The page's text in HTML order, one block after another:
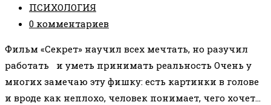
Рубрика
записи:
ПСИХОЛОГИЯ
Комментарии
записи:
0 комментариев
Фильм «Секрет» научил всех мечтать, но разучил
работать и уметь принимать реальность Очень у
многих замечаю эту фишку: есть картинки в голове
и вроде как неплохо, человек понимает, чего хочет…